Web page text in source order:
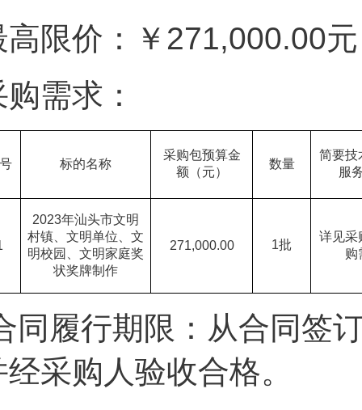
高限价：￥271,000.00元
需求：
标的名称
采购包预算金
额（元）
数量
简要技
服
2023年汕头市文明
村镇、文明单位、文
明校园、文明家庭奖
状奖牌制作
271,000.00 1批
详见采
购
同履行期限：从合同签
经采购人验收合格。